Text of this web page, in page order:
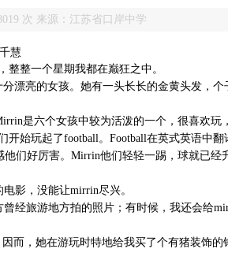
次 来源：江苏省口岸中学
慧
整一个星期我都在巅狂之中。
漂亮的女孩。她有一头长长的金黄头发，
是六个女孩中较为活泼的一个，很喜欢玩
始玩起了football。Football在英式英语中
们好厉害。Mirrin他们轻轻一踢，球就已
影，没能让mirrin尽兴。
经旅游地方拍的照片；有时候，我还会给
而，她在游玩时特地给我买了个有猪装饰